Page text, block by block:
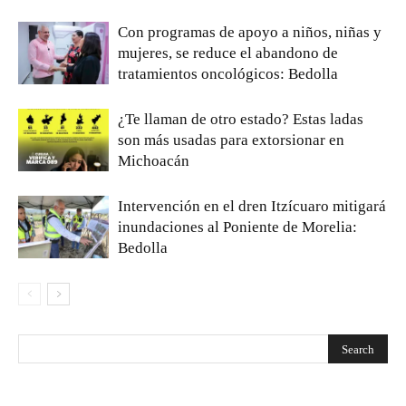
Con programas de apoyo a niños, niñas y
mujeres, se reduce el abandono de
tratamientos oncológicos: Bedolla
¿Te llaman de otro estado? Estas ladas
son más usadas para extorsionar en
Michoacán
Intervención en el dren Itzícuaro mitigará
inundaciones al Poniente de Morelia:
Bedolla